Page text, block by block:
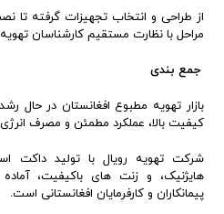
از طراحی و انتخاب تجهیزات گرفته تا
مراحل با نظارت مستقیم کارشناسان
جمع بندی
بازار تهویه مطبوع افغانستان در حال
کیفیت بالا، عملکرد مطمئن و مصرف
شرکت تهویه رویال با تولید داکت
هایژنیک، و زنت های باکیفیت،
پیمانکاران و کارفرمایان افغانستانی است.